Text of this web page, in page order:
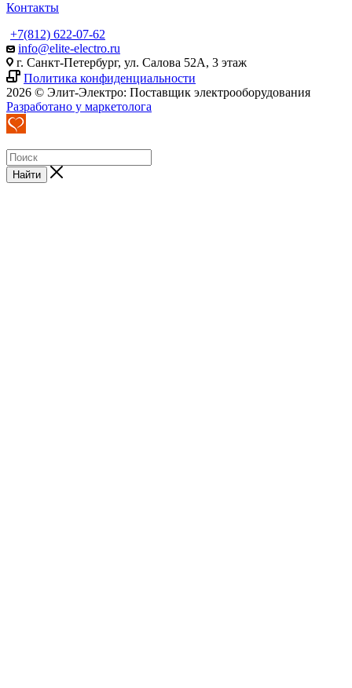
Контакты
+7(812) 622-07-62
info@elite-electro.ru
г. Санкт-Петербург, ул. Салова 52А, 3 этаж
Политика конфиденциальности
2026 © Элит-Электро: Поставщик электрооборудования
Разработано у маркетолога
Найти